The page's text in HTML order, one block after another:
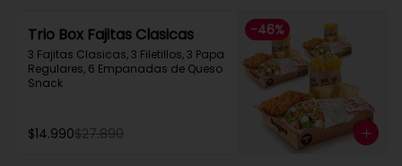
-46%
Trio Box Fajitas Clasicas
3 Fajitas Clasicas, 3 Filetillos, 3 Papa
Regulares, 6 Empanadas de Queso
Snack
$14.990$27.890